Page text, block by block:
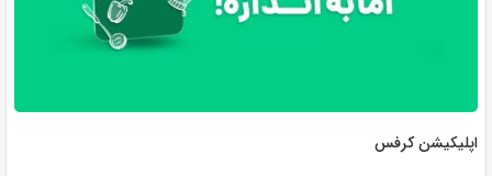
اپلیکیشن کرفس